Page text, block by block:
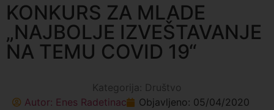
KONKURS ZA MLADE
„NAJBOLJE IZVEŠTAVANJE
NA TEMU COVID 19“
Kategorija: Društvo
Autor: Enes Radetinac Objavljeno: 05/04/2020